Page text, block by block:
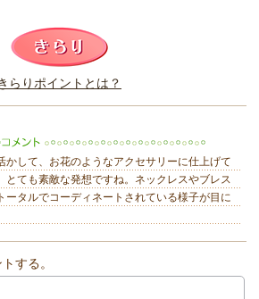
りましたか？
らりポイントとは？
かして、お花のようなアクセサリーに仕上げて
とても素敵な発想ですね。ネックレスやブレス
ータルでコーディネートされている様子が目に
する。